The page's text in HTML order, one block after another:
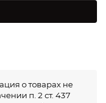
о товарах не
п. 2 ст. 437